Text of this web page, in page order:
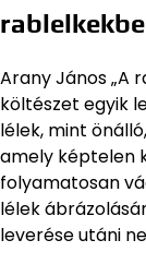
Arany János „A
költészet egyik
lélek, mint
amely képtelen
folyamatosan
lélek
leverése utáni